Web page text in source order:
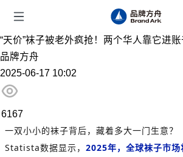
“天价”袜子被老外疯抢！两个华人靠它进
品牌方舟
2025-06-17 10:02
6167
一双小小的袜子背后，藏着多大一门生意？
Statista数据显示， 2025年，全球袜子市